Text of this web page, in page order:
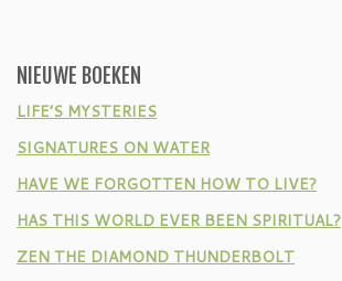
NIEUWE BOEKEN
LIFE’S MYSTERIES
SIGNATURES ON WATER
HAVE WE FORGOTTEN HOW TO LIVE?
HAS THIS WORLD EVER BEEN SPIRITUAL?
ZEN THE DIAMOND THUNDERBOLT